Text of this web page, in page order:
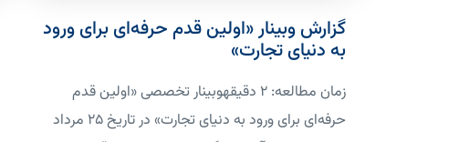
گزارش وبینار «اولین قدم حرفه‌ای برای ورود
به دنیای تجارت»
زمان مطالعه: 2 دقیقهوبینار تخصصی «اولین قدم
حرفه‌ای برای ورود به دنیای تجارت» در تاریخ ۲۵ مرداد